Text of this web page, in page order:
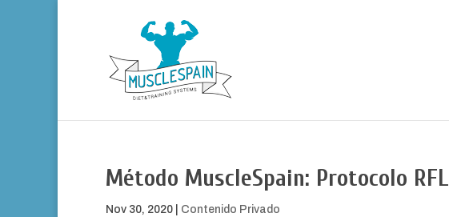
Método MuscleSpain: Protocolo RFL
Nov 30, 2020 Contenido Privado